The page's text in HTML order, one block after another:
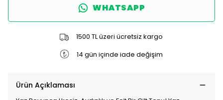
WHATSAPP
1500 TL üzeri ücretsiz kargo
14 gün içinde iade değişim
Ürün Açıklaması